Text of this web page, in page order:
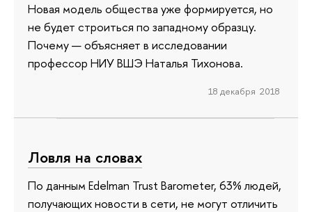
Новая модель общества уже формируется, но
не будет строиться по западному образцу.
Почему — объясняет в исследовании
профессор НИУ ВШЭ Наталья Тихонова.
18 декабря 2018
Ловля на словах
По данным Edelman Trust Barometer, 63% людей,
получающих новости в сети, не могут отличить